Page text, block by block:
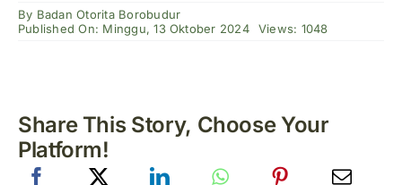
By Badan Otorita Borobudur
Published On: Minggu, 13 Oktober 2024
Views: 1048
Share This Story, Choose Your
Platform!